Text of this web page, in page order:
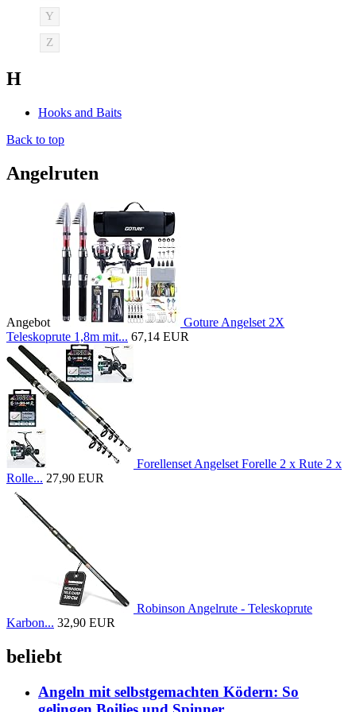
Y
Z
H
Hooks and Baits
Back to top
Angelruten
Angebot
Goture Angelset 2X
Teleskoprute 1,8m mit... 67,14 EUR
Forellenset Angelset Forelle 2 x Rute 2 x
Rolle... 27,90 EUR
Robinson Angelrute - Teleskoprute
Karbon... 32,90 EUR
beliebt
Angeln mit selbstgemachten Ködern: So